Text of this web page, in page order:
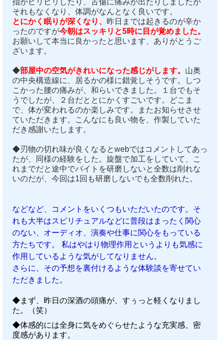
指がビリビリしたり、古傷に痛みが出たりしましたが
それもなくなり、体調がなんとなく良いです。
とにかく眠りが深くなり、 昨日までは起きるのが辛か
ったのですが今朝はスッキリと5時に目が覚めました。
お願いして本当に良かったと思います、ありがとうご
ざいます。
◆部屋中の空気がきれいになった感じがします。 山奥
の中央構造線に、居るかの様に錯覚しそうです。しつ
こかった腰の痛みが、和らいできました。１台でもそ
うでしたが、２台だととにかくすごいです。どこま
で、体が変われるのか楽しみです。またお知らせさせ
ていただきます。こんなにも良い物を、作製していた
だき感謝いたします。
◆刃物の切れ味が良くなるとwebではコメントしてあっ
たが、同様の経験をした。旋盤で加工をしていて、こ
れまでだと途中でバイトを研磨しないと全数は削れな
いのだが、今回は1回も研磨しないでも全数削れた。
などなど、コメントをいくつもいただいたのです。そ
れも大半はスピリチュアルなどに普段はまったく関心
のない、オーディオ、演奏や仕事に関心をもっている
方たちです。 私はやはり物理作用というよりも気感に
作用しているような気がしてなりません。
さらに、その予想を裏付けるような体験談を寄せてい
ただきました。
◆まず、昨日の深酒の頭痛が、すぅっと軽くなりまし
た。（笑）
◆体感的には全身に気をめぐらせたような充実感、密
度感があります。